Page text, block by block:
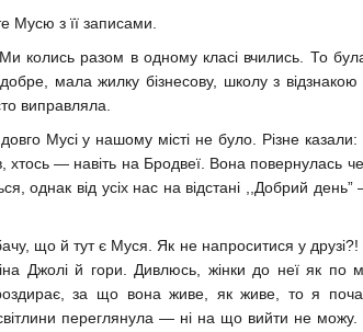
Мусю з її записами.
колись разом в одному класі вчились. То
добре, мала жилку бізнесову, школу з
виправляла.
Мусі у нашому місті не було. Різне
хтось — навіть на Бродвеї. Вона повернулась
однак від усіх нас на відстані ,,Добрий
що й тут є Муся. Як не напроситися у
Джолі й гори. Дивлюсь, жінки до неї як по
роздирає, за що вона живе, як живе, то я
переглянула — ні на що вийти не